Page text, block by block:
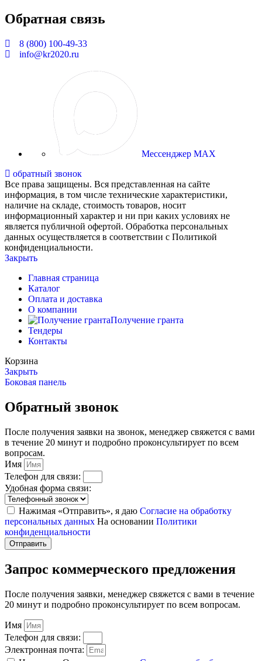
Обратная связь
8 (800) 100-49-33
info@kr2020.ru
Мессенджер MAX
обратный звонок
Все права защищены. Вся представленная на сайте
информация, в том числе технические характеристики,
наличие на складе, стоимость товаров, носит
информационный характер и ни при каких условиях не
является публичной офертой. Обработка персональных
данных осуществляется в соответствии с Политикой
конфиденциальности.
Закрыть
Главная страница
Каталог
Оплата и доставка
О компании
Получение гранта
Тендеры
Контакты
Корзина
Закрыть
Боковая панель
Обратный звонок
После получения заявки на звонок, менеджер свяжется с вами
в течение 20 минут и подробно проконсультирует по всем
вопросам.
Имя
Телефон для связи:
Удобная форма связи:
Нажимая «Отправить», я даю Согласие на обработку
персональных данных На основании Политики
конфиденциальности
Отправить
Запрос коммерческого предложения
После получения заявки, менеджер свяжется с вами в течение
20 минут и подробно проконсультирует по всем вопросам.
Имя
Телефон для связи:
Электронная почта: